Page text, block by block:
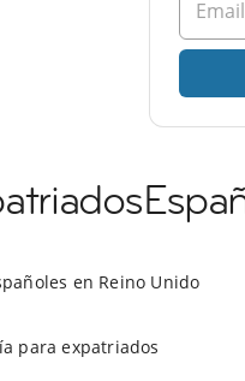
en Reino Unido
para expatriados